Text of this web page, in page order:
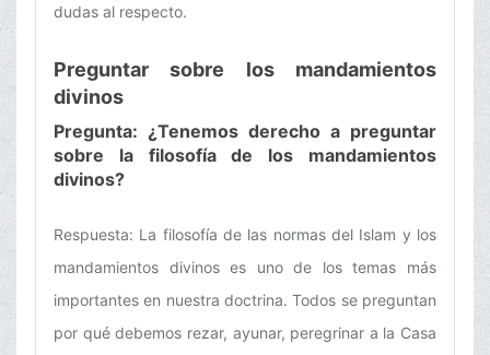
dudas al respecto.
Preguntar sobre los mandamientos
divinos
Pregunta: ¿Tenemos derecho a preguntar
sobre la filosofía de los mandamientos
divinos?
Respuesta: La filosofía de las normas del Islam y los
mandamientos divinos es uno de los temas más
importantes en nuestra doctrina. Todos se preguntan
por qué debemos rezar, ayunar, peregrinar a la Casa